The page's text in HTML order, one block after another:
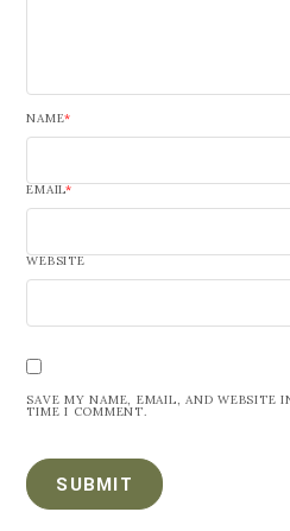
NAME*
EMAIL*
WEBSITE
SAVE MY NAME, EMAIL, AND WEBSITE
TIME I COMMENT.